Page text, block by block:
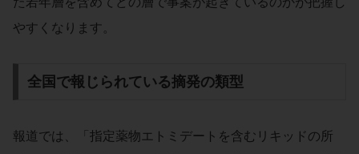
やすくなります。
全国で報じられている摘発の類型
報道では、「指定薬物エトミデートを含むリキッドの所